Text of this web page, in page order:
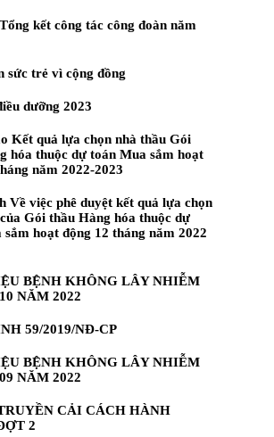
kết công tác công đoàn năm
sức trẻ vì cộng đồng
dưỡng 2023
Kết quả lựa chọn nhà thầu Gói
hóa thuộc dự toán Mua sắm hoạt
năm 2022-2023
Về việc phê duyệt kết quả lựa chọn
Gói thầu Hàng hóa thuộc dự
sắm hoạt động 12 tháng năm 2022
BỆNH KHÔNG LÂY NHIỄM
NĂM 2022
59/2019/NĐ-CP
BỆNH KHÔNG LÂY NHIỄM
NĂM 2022
CẢI CÁCH HÀNH
2